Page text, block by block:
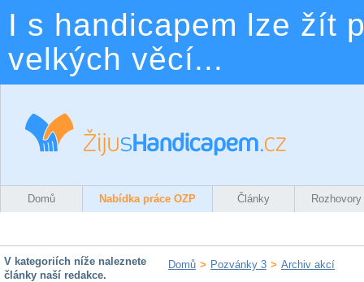
I s handicapem lze žít
velkých věcí...
Domů Nabídka práce OZP Články Rozhovory
V kategoriích níže naleznete
články naší redakce.
Domů > Pozvánky 3 > Archiv akcí